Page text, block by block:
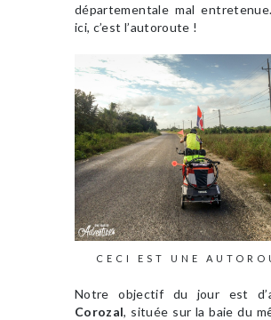
départementale mal
ici, c’est l’autoroute !
CECI EST UNE
Notre objectif du jour est
Corozal, située sur la baie du